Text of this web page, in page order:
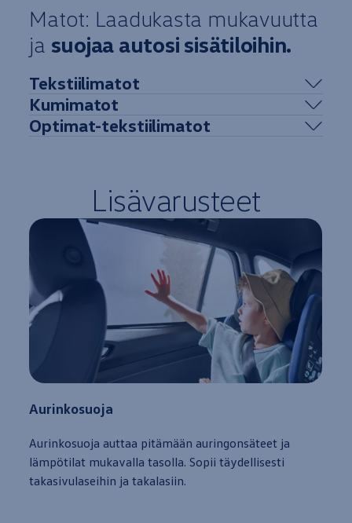
Matot: Laadukasta mukavuutta
ja suojaa autosi sisä­tiloihin.
Tekstiilimatot
Kumimatot
Optimat-tekstiilimatot
Lisävarusteet
Aurinkosuoja
Aurinkosuoja auttaa pitämään auringonsäteet ja
lämpötilat mukavalla tasolla. Sopii täydellisesti
takasivulaseihin ja takalasiin.